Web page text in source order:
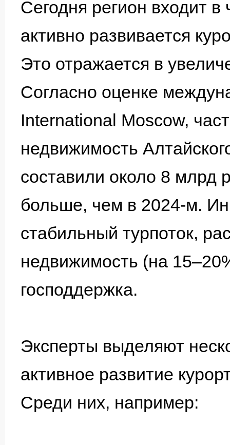
Сегодня регион входит
активно развивается
Это отражается в
Согласно оценке
International Moscow,
недвижимость
составили около 8 млрд
больше, чем в 2024-м.
стабильный турпоток,
недвижимость (на
господдержка.
Эксперты выделяют
активное развитие
Среди них, например: